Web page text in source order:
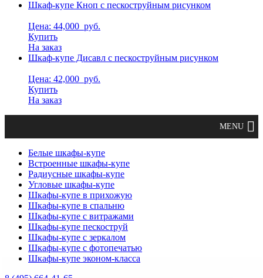
Шкаф-купе Кноп с пескоструйным рисунком
Цена: 44,000 руб.
Купить
На заказ
Шкаф-купе Дисавл с пескоструйным рисунком
Цена: 42,000 руб.
Купить
На заказ
Белые шкафы-купе
Встроенные шкафы-купе
Радиусные шкафы-купе
Угловые шкафы-купе
Шкафы-купе в прихожую
Шкафы-купе в спальню
Шкафы-купе с витражами
Шкафы-купе пескоструй
Шкафы-купе с зеркалом
Шкафы-купе с фотопечатью
Шкафы-купе эконом-класса